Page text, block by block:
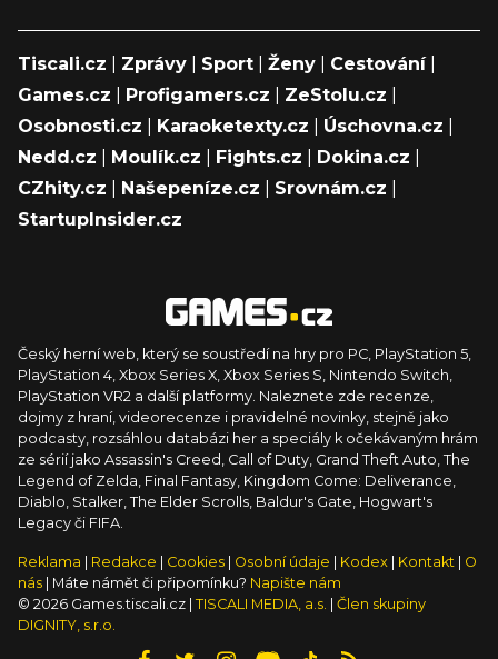
Tiscali.cz Zprávy Sport Ženy Cestování|
Games.cz
Profigamers.cz ZeStolu.cz
Osobnosti.cz
Karaoketexty.cz Úschovna.cz
Nedd.cz
Moulík.cz Fights.cz Dokina.cz
CZhity.cz
Našepeníze.cz Srovnám.cz
StartupInsider.cz
Český herní web, který se soustředí na hry pro PC, PlayStation 5,
PlayStation 4, Xbox Series X, Xbox Series S, Nintendo Switch,
PlayStation VR2 a další platformy. Naleznete zde recenze,
dojmy z hraní, videorecenze i pravidelné novinky, stejně jako
podcasty, rozsáhlou databázi her a speciály k očekávaným hrám
ze sérií jako Assassin's Creed, Call of Duty, Grand Theft Auto, The
Legend of Zelda, Final Fantasy, Kingdom Come: Deliverance,
Diablo, Stalker, The Elder Scrolls, Baldur's Gate, Hogwart's
Legacy či FIFA.
Reklama Redakce Cookies Osobní údaje Kodex Kontakt
O
nás
| Máte námět či připomínku? Napište nám
© 2026 Games.tiscali.cz | TISCALI MEDIA, a.s.
Člen skupiny
DIGNITY, s.r.o.